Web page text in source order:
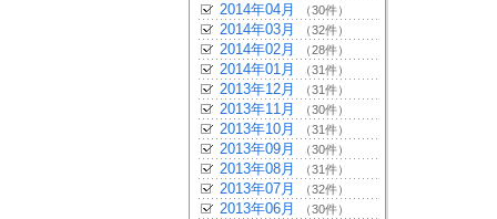
2014年04月 （30件）
2014年03月 （32件）
2014年02月 （28件）
2014年01月 （31件）
2013年12月 （31件）
2013年11月 （30件）
2013年10月 （31件）
2013年09月 （30件）
2013年08月 （31件）
2013年07月 （32件）
2013年06月 （30件）